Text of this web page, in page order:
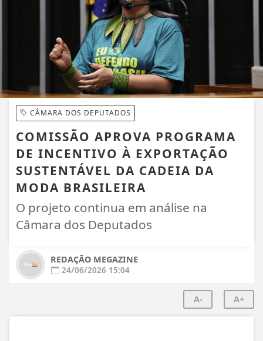
CÂMARA DOS DEPUTADOS
COMISSÃO APROVA PROGRAMA
DE INCENTIVO À EXPORTAÇÃO
SUSTENTÁVEL DA CADEIA DA
MODA BRASILEIRA
O projeto continua em análise na
Câmara dos Deputados
REDAÇÃO MEGAZINE
24/06/2026 15:04
A- A+